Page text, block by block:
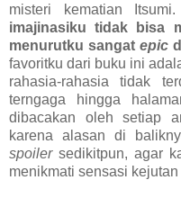
misteri kematian Itsumi.
imajinasiku tidak bisa
menurutku sangat epic
favoritku dari buku ini
rahasia-rahasia tidak
terngaga hingga
dibacakan oleh setiap
karena alasan di
spoilersedikitpun, agar
menikmati sensasi